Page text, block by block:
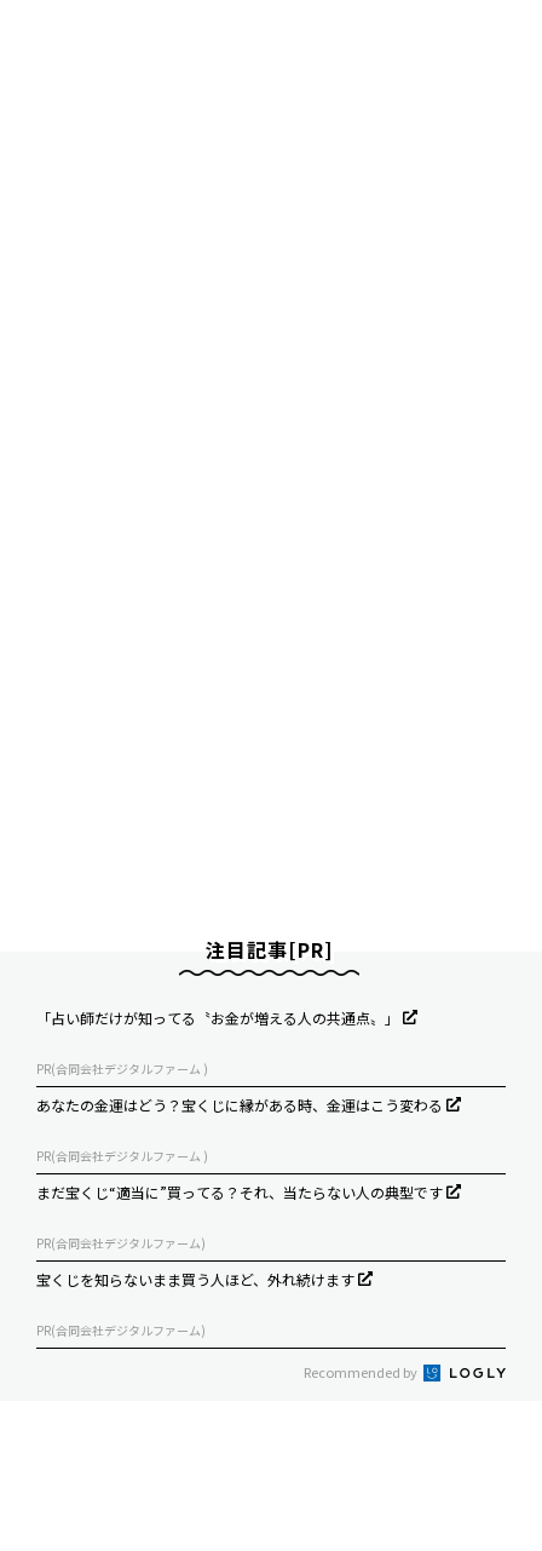
注目記事[PR]
「占い師だけが知ってる〝お金が増える人の共通点〟」
PR(合同会社デジタルファーム )
あなたの金運はどう？宝くじに縁がある時、金運はこう変わる
PR(合同会社デジタルファーム )
まだ宝くじ“適当に”買ってる？それ、当たらない人の典型です
PR(合同会社デジタルファーム)
宝くじを知らないまま買う人ほど、外れ続けます
PR(合同会社デジタルファーム)
Recommended by